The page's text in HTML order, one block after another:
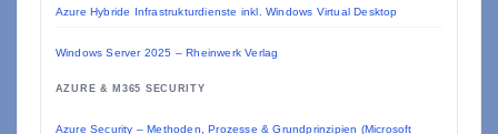
Azure Hybride Infrastrukturdienste inkl. Windows Virtual Desktop
Windows Server 2025 – Rheinwerk Verlag
AZURE & M365 SECURITY
Azure Security – Methoden, Prozesse & Grundprinzipien (Microsoft